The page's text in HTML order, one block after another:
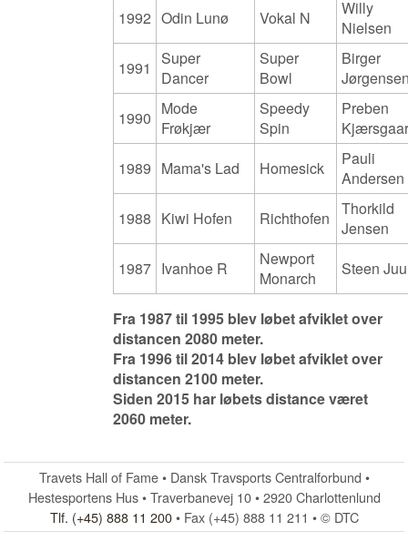
1992 Odin Lunø Vokal N
Willy
Nielsen
1991
Super
Dancer
Super
Bowl
Birger
1990 Mode
Frøkjær
Speedy
Spin
Preben
1989 Mama's Lad Homesick
Pauli
Andersen
1988 Kiwi Hofen Richthofen
Thorkild
Jensen
1987 Ivanhoe R
Newport
Monarch
Steen
Fra 1987 til 1995 blev løbet afviklet over
distancen 2080 meter.
Fra 1996 til 2014 blev løbet afviklet over
distancen 2100 meter.
Siden 2015 har løbets distance været
2060 meter.
Travets Hall of Fame • Dansk Travsports Centralforbund •
Hestesportens Hus • Traverbanevej 10 • 2920 Charlottenlund
Tlf. (+45) 888 11 200• Fax (+45) 888 11 211 • © DTC